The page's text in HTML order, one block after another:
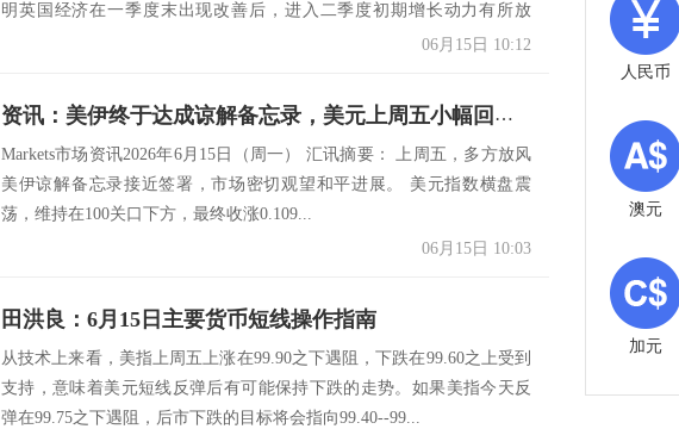
明英国经济在一季度末出现改善后，进入二季度初期增长动力有所放
06月15日 10:12
资讯：美伊终于达成谅解备忘录，美元上周五小幅回落，周一开盘继续下跌；金价突破4300整数关口
Markets市场资讯2026年6月15日（周一） 汇讯摘要： 上周五，多方放风
美伊谅解备忘录接近签署，市场密切观望和平进展。 美元指数横盘震
荡，维持在100关口下方，最终收涨0.109...
06月15日 10:03
田洪良：6月15日主要货币短线操作指南
从技术上来看，美指上周五上涨在99.90之下遇阻，下跌在99.60之上受到
支持，意味着美元短线反弹后有可能保持下跌的走势。如果美指今天反
弹在99.75之下遇阻，后市下跌的目标将会指向99.40--99...
人民币
澳元
加元